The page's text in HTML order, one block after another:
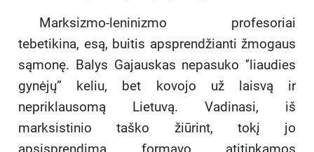
Marksizmo-leninizmo profesoriai
tebetikina, esą, buitis apsprendžianti žmogaus
sąmonę. Balys Gajauskas nepasuko '’liaudies
gynėjų” keliu, bet kovojo už laisvą ir
nepriklausomą Lietuvą. Vadinasi, iš
marksistinio taško žiūrint, tokį jo